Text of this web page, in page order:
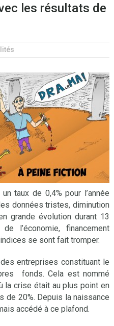
les résultats de
taux de 0,4% pour l’année
données tristes, diminution
grande évolution durant 13
l’économie, financement
se sont fait tromper.
entreprises constituant le
fonds. Cela est nommé
la crise était au plus point en
de 20%. Depuis la naissance
accédé à ce plafond.